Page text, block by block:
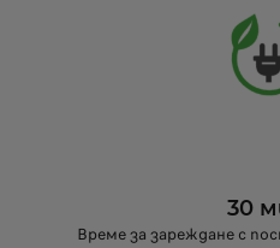
30
Време за зареждане с